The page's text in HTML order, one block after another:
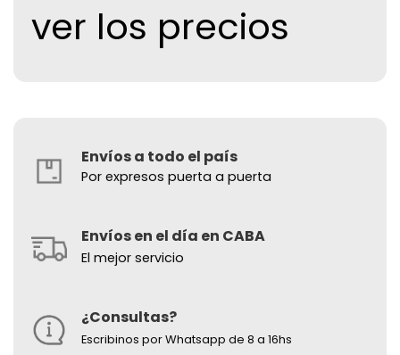
ver los precios
Envíos a todo el país
Por expresos puerta a puerta
Envíos en el día en CABA
El mejor servicio
¿Consultas?
Escribinos por Whatsapp de 8 a 16hs